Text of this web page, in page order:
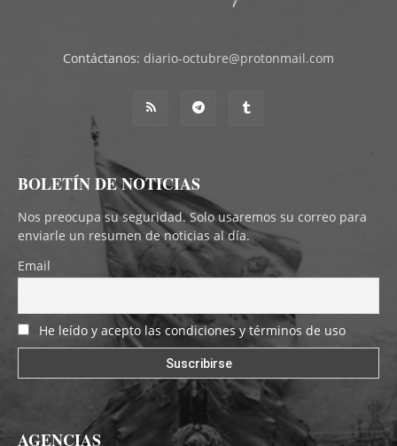
Contáctanos: diario-octubre@protonmail.com
BOLETÍN DE NOTICIAS
Nos preocupa su seguridad. Solo usaremos su correo para
enviarle un resumen de noticias al día.
Email
He leído y acepto las condiciones y términos de uso
AGENCIAS